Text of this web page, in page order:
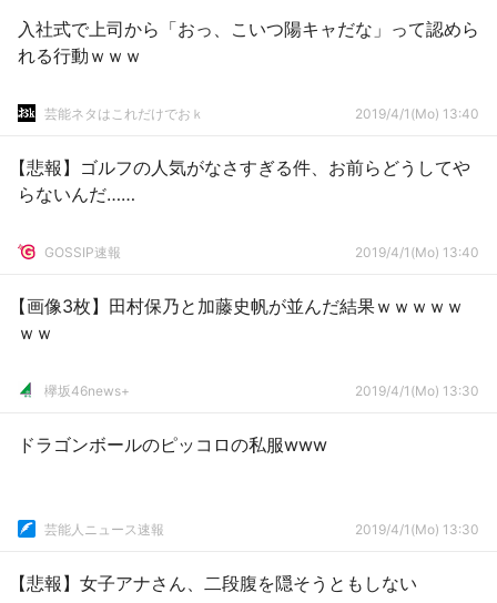
入社式で上司から「おっ、こいつ陽キャだな」って認めら
れる行動ｗｗｗ
芸能ネタはこれだけでおｋ 2019/4/1(Mo) 13:40
【悲報】ゴルフの人気がなさすぎる件、お前らどうしてや
らないんだ……
GOSSIP速報 2019/4/1(Mo) 13:40
【画像3枚】田村保乃と加藤史帆が並んだ結果ｗｗｗｗｗ
ｗｗ
欅坂46news+ 2019/4/1(Mo) 13:30
ドラゴンボールのピッコロの私服www
芸能人ニュース速報 2019/4/1(Mo) 13:30
【悲報】女子アナさん、二段腹を隠そうともしない